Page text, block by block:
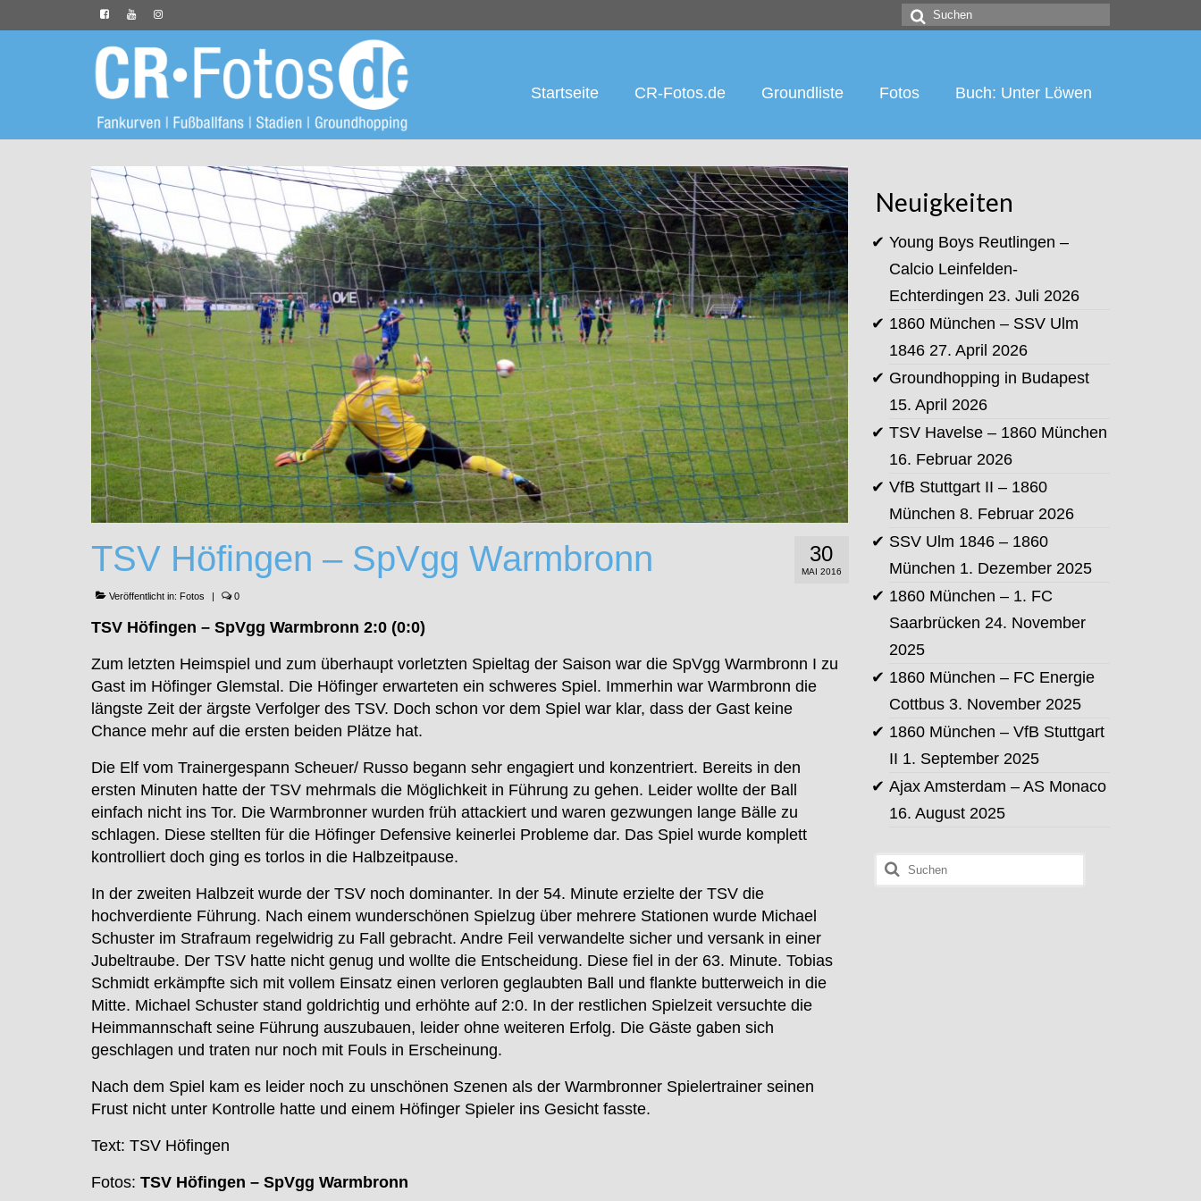
Suchen
nach:
Startseite CR-Fotos.de Groundliste Fotos Buch: Unter Löwen
30
MAI 2016
TSV Höfingen – SpVgg Warmbronn
Veröffentlicht in: Fotos 0
TSV Höfingen – SpVgg Warmbronn 2:0 (0:0)
Zum letzten Heimspiel und zum überhaupt vorletzten Spieltag der Saison war die SpVgg Warmbronn I zu
Gast im Höfinger Glemstal. Die Höfinger erwarteten ein schweres Spiel. Immerhin war Warmbronn die
längste Zeit der ärgste Verfolger des TSV. Doch schon vor dem Spiel war klar, dass der Gast keine
Chance mehr auf die ersten beiden Plätze hat.
Die Elf vom Trainergespann Scheuer/ Russo begann sehr engagiert und konzentriert. Bereits in den
ersten Minuten hatte der TSV mehrmals die Möglichkeit in Führung zu gehen. Leider wollte der Ball
einfach nicht ins Tor. Die Warmbronner wurden früh attackiert und waren gezwungen lange Bälle zu
schlagen. Diese stellten für die Höfinger Defensive keinerlei Probleme dar. Das Spiel wurde komplett
kontrolliert doch ging es torlos in die Halbzeitpause.
In der zweiten Halbzeit wurde der TSV noch dominanter. In der 54. Minute erzielte der TSV die
hochverdiente Führung. Nach einem wunderschönen Spielzug über mehrere Stationen wurde Michael
Schuster im Strafraum regelwidrig zu Fall gebracht. Andre Feil verwandelte sicher und versank in einer
Jubeltraube. Der TSV hatte nicht genug und wollte die Entscheidung. Diese fiel in der 63. Minute. Tobias
Schmidt erkämpfte sich mit vollem Einsatz einen verloren geglaubten Ball und flankte butterweich in die
Mitte. Michael Schuster stand goldrichtig und erhöhte auf 2:0. In der restlichen Spielzeit versuchte die
Heimmannschaft seine Führung auszubauen, leider ohne weiteren Erfolg. Die Gäste gaben sich
geschlagen und traten nur noch mit Fouls in Erscheinung.
Nach dem Spiel kam es leider noch zu unschönen Szenen als der Warmbronner Spielertrainer seinen
Frust nicht unter Kontrolle hatte und einem Höfinger Spieler ins Gesicht fasste.
Text: TSV Höfingen
Fotos: TSV Höfingen – SpVgg Warmbronn
Neuigkeiten
Young Boys Reutlingen –
Calcio Leinfelden-
Echterdingen 23. Juli 2026
1860 München – SSV Ulm
1846 27. April 2026
Groundhopping in Budapest
15. April 2026
TSV Havelse – 1860 München
16. Februar 2026
VfB Stuttgart II – 1860
München 8. Februar 2026
SSV Ulm 1846 – 1860
München 1. Dezember 2025
1860 München – 1. FC
Saarbrücken 24. November
2025
1860 München – FC Energie
Cottbus 3. November 2025
1860 München – VfB Stuttgart
II 1. September 2025
Ajax Amsterdam – AS Monaco
16. August 2025
Suchen
nach: